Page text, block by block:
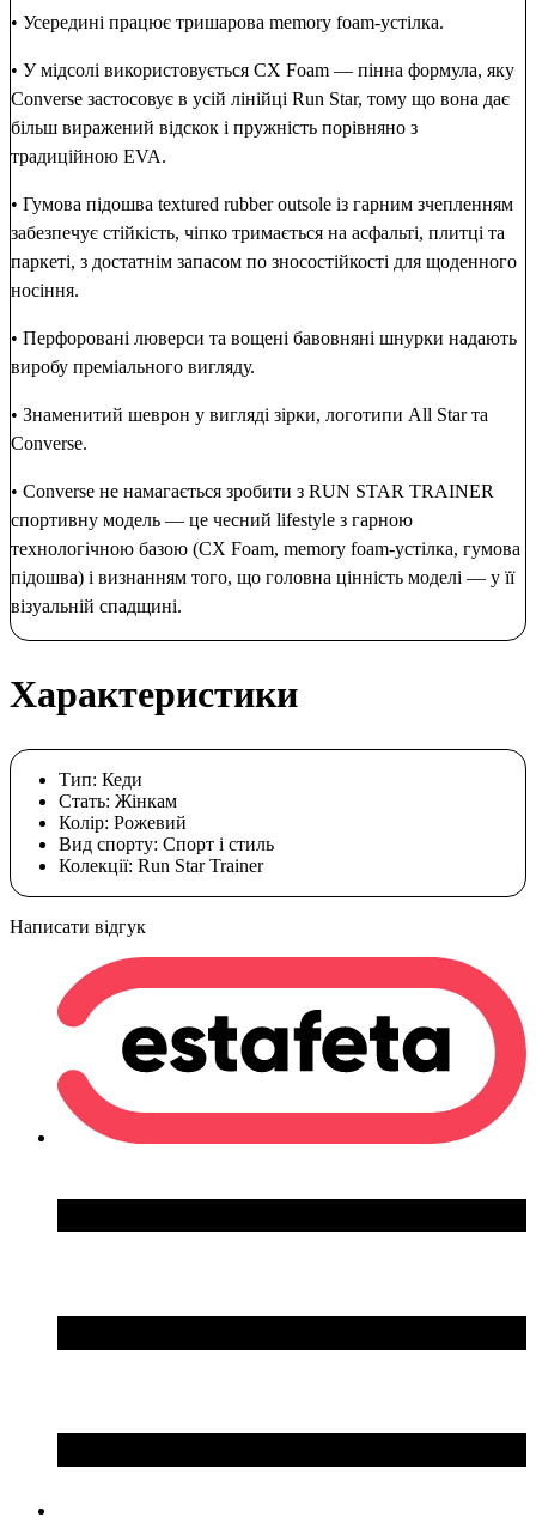
• Усередині працює тришарова memory foam-устілка.
• У мідсолі використовується CX Foam — пінна формула, яку
Converse застосовує в усій лінійці Run Star, тому що вона дає
більш виражений відскок і пружність порівняно з
традиційною EVA.
• Гумова підошва textured rubber outsole із гарним зчепленням
забезпечує стійкість, чіпко тримається на асфальті, плитці та
паркеті, з достатнім запасом по зносостійкості для щоденного
носіння.
• Перфоровані люверси та вощені бавовняні шнурки надають
виробу преміального вигляду.
• Знаменитий шеврон у вигляді зірки, логотипи All Star та
Converse.
• Converse не намагається зробити з RUN STAR TRAINER
спортивну модель — це чесний lifestyle з гарною
технологічною базою (CX Foam, memory foam-устілка, гумова
підошва) і визнанням того, що головна цінність моделі — у її
візуальній спадщині.
Характеристики
Тип: Кеди
Стать: Жінкам
Колір: Рожевий
Вид спорту: Спорт і стиль
Колекції: Run Star Trainer
Написати відгук